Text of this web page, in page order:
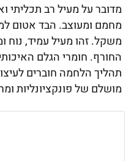
מדובר על מעיל רב תכליתי
מחמם ומעוצב. הבד אטום
משקל. זהו מעיל עמיד, נוח
החורף. חומרי הגלם
תהליך הלחמה חוברים
מושלם של פונקציונליות